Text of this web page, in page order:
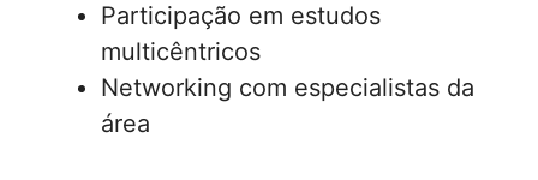
Participação em estudos
multicêntricos
Networking com especialistas da
área